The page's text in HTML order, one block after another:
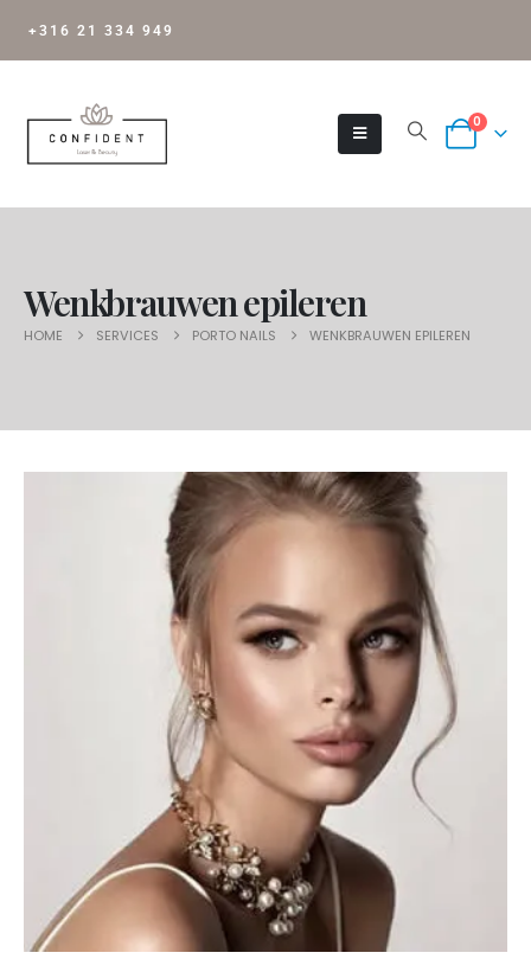
+316 21 334 949
0
Wenkbrauwen epileren
HOME SERVICES PORTO NAILS WENKBRAUWEN EPILEREN